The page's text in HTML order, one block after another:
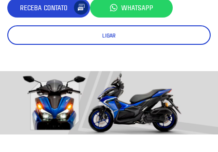
RECEBA CONTATO WHATSAPP
LIGAR